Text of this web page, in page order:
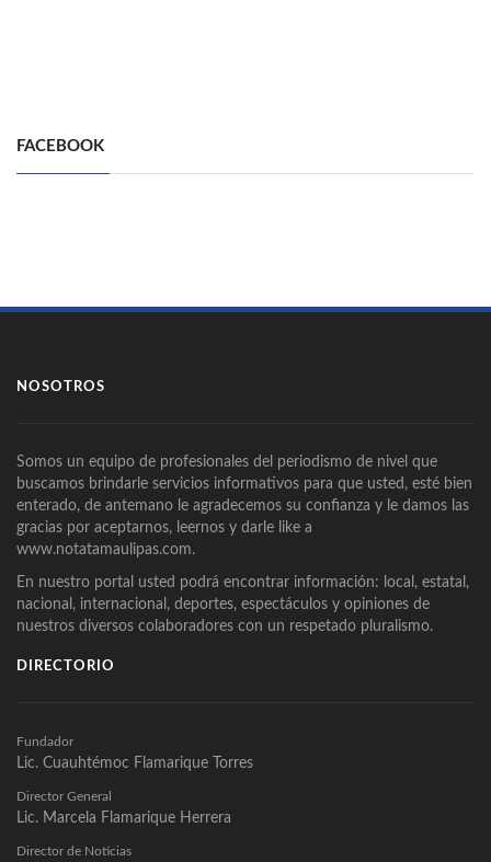
FACEBOOK
NOSOTROS
Somos un equipo de profesionales del periodismo de nivel que
buscamos brindarle servicios informativos para que usted, esté bien
enterado, de antemano le agradecemos su confianza y le damos las
gracias por aceptarnos, leernos y darle like a
www.notatamaulipas.com.
En nuestro portal usted podrá encontrar información: local, estatal,
nacional, internacional, deportes, espectáculos y opiniones de
nuestros diversos colaboradores con un respetado pluralismo.
DIRECTORIO
Fundador
Lic. Cuauhtémoc Flamarique Torres
Director General
Lic. Marcela Flamarique Herrera
Director de Noticias